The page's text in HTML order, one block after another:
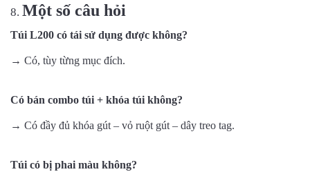
Một số câu hỏi
Túi L200 có tái sử dụng được không?
→ Có, tùy từng mục đích.
Có bán combo túi + khóa túi không?
→ Có đầy đủ khóa gút – vỏ ruột gút – dây treo tag.
Túi có bị phai màu không?